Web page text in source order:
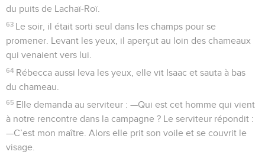
du puits de Lachaï-Roï.
63 Le soir, il était sorti seul dans les champs pour se
promener. Levant les yeux, il aperçut au loin des chameaux
qui venaient vers lui.
64 Rébecca aussi leva les yeux, elle vit Isaac et sauta à bas
du chameau.
65 Elle demanda au serviteur : —Qui est cet homme qui vient
à notre rencontre dans la campagne ? Le serviteur répondit :
—C’est mon maître. Alors elle prit son voile et se couvrit le
visage.